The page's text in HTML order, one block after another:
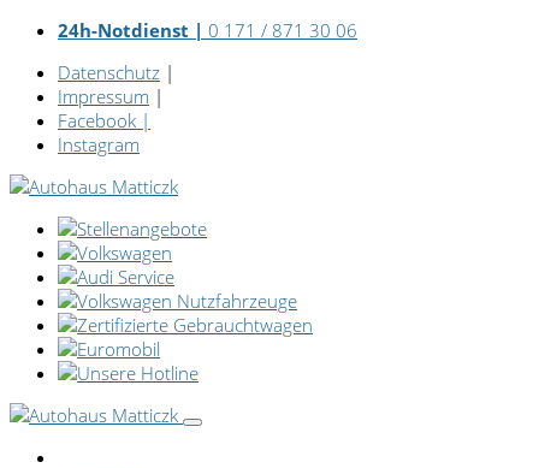
24h-Notdienst | 0 171 / 871 30 06
Datenschutz |
Impressum |
Facebook |
Instagram